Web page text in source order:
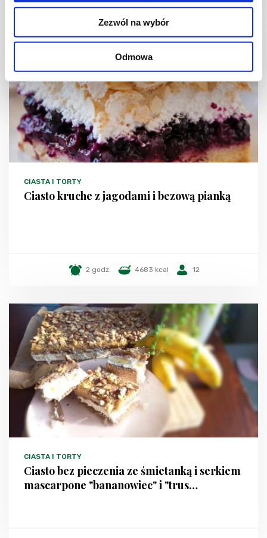
Zezwól na wybór
Odmowa
CIASTA I TORTY
Ciasto kruche z jagodami i bezową pianką
2 godz. 4683 kcal 12
CIASTA I TORTY
Ciasto bez pieczenia ze śmietanką i serkiem
mascarpone "bananowiec" i "trus…